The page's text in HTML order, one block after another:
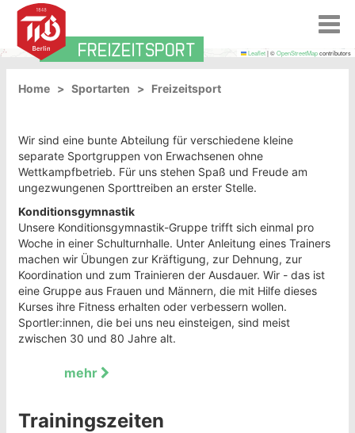
T
o
g
o
FREIZEITSPORT
MAP Leaflet|©OpenStreetMapcontributors
Home Sportarten Freizeitsport
Wir sind eine bunte Abteilung für verschiedene kleine
separate Sportgruppen von Erwachsenen ohne
Wettkampfbetrieb. Für uns stehen Spaß und Freude am
ungezwungenen Sporttreiben an erster Stelle.
Konditionsgymnastik
Unsere Konditionsgymnastik-Gruppe trifft sich einmal pro
Woche in einer Schulturnhalle. Unter Anleitung eines Trainers
machen wir Übungen zur Kräftigung, zur Dehnung, zur
Koordination und zum Trainieren der Ausdauer. Wir - das ist
eine Gruppe aus Frauen und Männern, die mit Hilfe dieses
Kurses ihre Fitness erhalten oder verbessern wollen.
Sportler:innen, die bei uns neu einsteigen, sind meist
zwischen 30 und 80 Jahre alt.
mehr
Trainingszeiten